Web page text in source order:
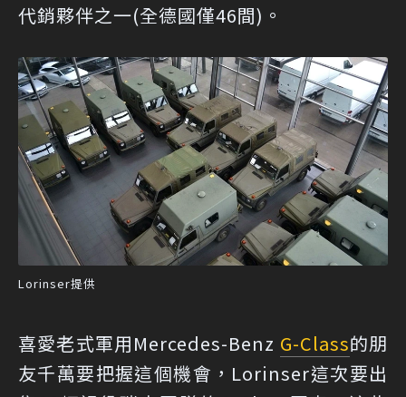
代銷夥伴之一(全德國僅46間)。
Lorinser提供
喜愛老式軍用Mercedes-Benz G-Class的朋
友千萬要把握這個機會，Lorinser這次要出